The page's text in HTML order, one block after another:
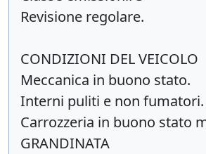
Revisione regolare.
CONDIZIONI DEL VEICOLO
Meccanica in buono stato.
Interni puliti e non fumatori.
Carrozzeria in buono stato
GRANDINATA